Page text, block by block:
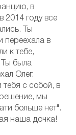
в
2014 году все
Ты
переехала в
к тебе,
Ты была
Олег.
с собой, в
мы
больше нет".
наша дочка!